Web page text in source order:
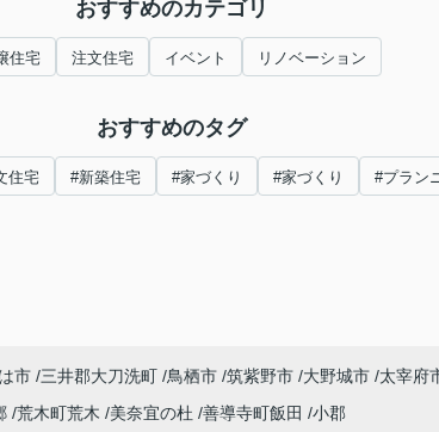
おすすめのカテゴリ
住宅 注文住宅 イベント リノベーション
おすすめのタグ
住宅 #新築住宅 #家づくり #家づくり #プラン
市 三井郡大刀洗町 鳥栖市 筑紫野市 大野城市 太宰府
荒木町荒木 美奈宜の杜 善導寺町飯田
小郡